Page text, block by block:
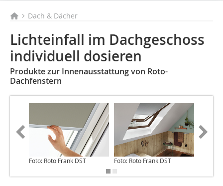
Dach & Dächer
Lichteinfall im Dachgeschoss
individuell dosieren
Produkte zur Innenausstattung von Roto-
Dachfenstern
Foto: Roto Frank DST Foto: Roto Frank DST